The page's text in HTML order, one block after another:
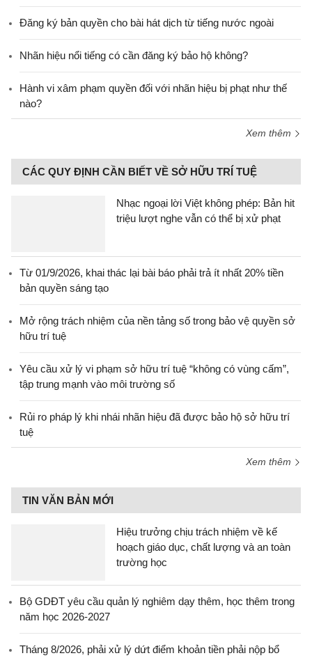
Đăng ký bản quyền cho bài hát dịch từ tiếng nước ngoài
Nhãn hiệu nổi tiếng có cần đăng ký bảo hộ không?
Hành vi xâm phạm quyền đối với nhãn hiệu bị phạt như thế
nào?
Xem thêm
CÁC QUY ĐỊNH CẦN BIẾT VỀ SỞ HỮU TRÍ TUỆ
Nhạc ngoại lời Việt không phép: Bản hit
triệu lượt nghe vẫn có thể bị xử phạt
Từ 01/9/2026, khai thác lại bài báo phải trả ít nhất 20% tiền
bản quyền sáng tạo
Mở rộng trách nhiệm của nền tảng số trong bảo vệ quyền sở
hữu trí tuệ
Yêu cầu xử lý vi phạm sở hữu trí tuệ “không có vùng cấm”,
tập trung mạnh vào môi trường số
Rủi ro pháp lý khi nhái nhãn hiệu đã được bảo hộ sở hữu trí
tuệ
Xem thêm
TIN VĂN BẢN MỚI
Hiệu trưởng chịu trách nhiệm về kế
hoạch giáo dục, chất lượng và an toàn
trường học
Bộ GDĐT yêu cầu quản lý nghiêm dạy thêm, học thêm trong
năm học 2026-2027
Tháng 8/2026, phải xử lý dứt điểm khoản tiền phải nộp bổ